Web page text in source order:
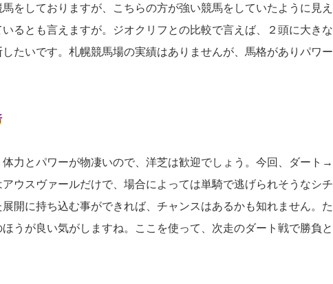
をしておりますが、こちらの方が強い競馬をしていたように見え
るとも言えますが。ジオクリフとの比較で言えば、２頭に大きな
たいです。札幌競馬場の実績はありませんが、馬格がありパワー
力とパワーが物凄いので、洋芝は歓迎でしょう。今回、ダート→
ウスヴァールだけで、場合によっては単騎で逃げられそうなシチ
開に持ち込む事ができれば、チャンスはあるかも知れません。た
うが良い気がしますね。ここを使って、次走のダート戦で勝負と